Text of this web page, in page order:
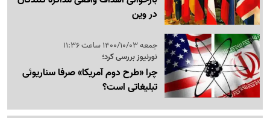
در وین
جمعه 1400/10/03 ساعت 11:36
نورنیوز بررسی کرد؛
چرا «طرح دوم آمریکا» صرفا سناریوئی
تبلیغاتی است؟